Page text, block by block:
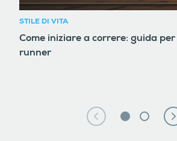
STILE DI VITA
Come iniziare a correre: guida
runner